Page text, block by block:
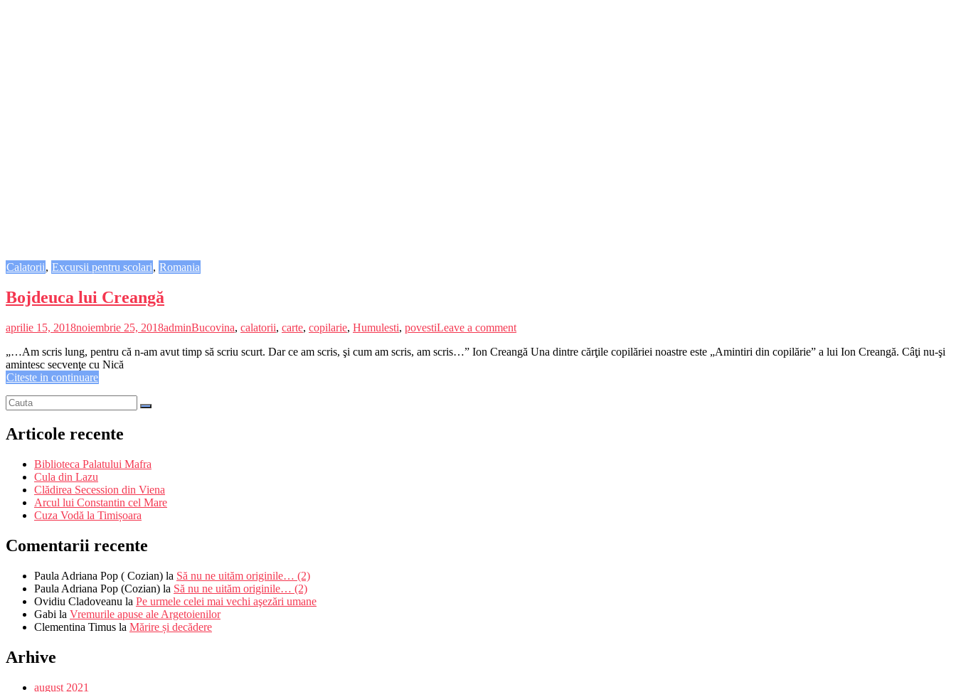
Calatorii, Excursii pentru scolari, Romania
Bojdeuca lui Creangă
aprilie 15, 2018noiembrie 25, 2018adminBucovina, calatorii, carte, copilarie, Humulesti, povestiLeave a comment
„…Am scris lung, pentru că n-am avut timp să scriu scurt. Dar ce am scris, şi cum am scris, am scris…” Ion Creangă Una dintre cărţile copilăriei noastre este „Amintiri din copilărie” a lui Ion Creangă. Câţi nu-şi
amintesc secvenţe cu Nică
Citeste in continuare
Articole recente
Biblioteca Palatului Mafra
Cula din Lazu
Clădirea Secession din Viena
Arcul lui Constantin cel Mare
Cuza Vodă la Timișoara
Comentarii recente
Paula Adriana Pop ( Cozian) la Să nu ne uităm originile… (2)
Paula Adriana Pop (Cozian) la Să nu ne uităm originile… (2)
Ovidiu Cladoveanu la Pe urmele celei mai vechi aşezări umane
Gabi la Vremurile apuse ale Argetoienilor
Clementina Timus la Mărire și decădere
Arhive
august 2021